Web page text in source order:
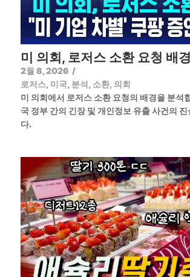
미 의회, 로저스 소환 요청 배
2월 8, 2026 /
로저스, 미국, 분석, 소환, 의회
미 의회에서 로저스 소환 요청의 배경을 분석
국 정부 간의 긴장 및 개인정보 유출 사건의
다.